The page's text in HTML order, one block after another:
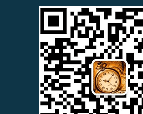
n y l s
a